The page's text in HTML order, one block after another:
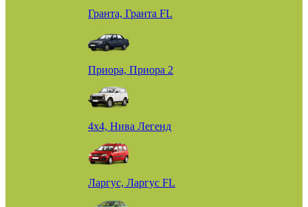
Гранта, Гранта FL
Приора, Приора 2
4х4, Нива Легенд
Ларгус, Ларгус FL